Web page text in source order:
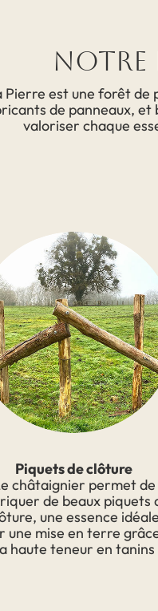
Notre
Pierre est une forêt de
de panneaux, et
valoriser chaque
Piquets de clôture
châtaignier permet de
de beaux piquets
une essence idéale
une mise en terre
haute teneur en tanins